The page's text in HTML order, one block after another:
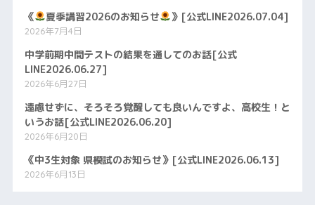
《 夏季講習2026のお知らせ 》[公式LINE2026.07.04]
2026年7月4日
中学前期中間テストの結果を通してのお話[公式
LINE2026.06.27]
2026年6月27日
遠慮せずに、そろそろ覚醒しても良いんですよ、高校生！と
いうお話[公式LINE2026.06.20]
2026年6月20日
《中3生対象 県模試のお知らせ》[公式LINE2026.06.13]
2026年6月13日